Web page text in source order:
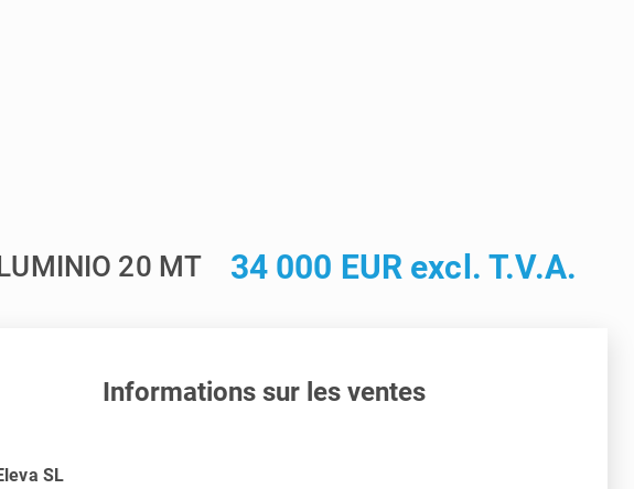
20 MT 34 000 EUR excl. T.V.A.
Informations sur les ventes
SL